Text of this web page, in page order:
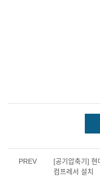
PREV
[공기압축기] 현
컴프레서 설치